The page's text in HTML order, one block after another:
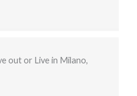
out or Live in Milano,